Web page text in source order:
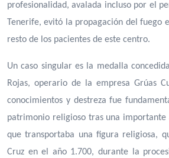
profesionalidad, avalada incluso por el
Tenerife, evitó la propagación del fuego
resto de los pacientes de este centro.
Un caso singular es la medalla
Rojas, operario de la empresa Grúas
conocimientos y destreza fue
patrimonio religioso tras una
que transportaba una figura religiosa,
Cruz en el año 1.700, durante la